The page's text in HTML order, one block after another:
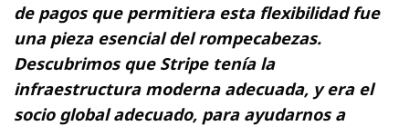
de pagos que permitiera esta flexibilidad fue
una pieza esencial del rompecabezas.
Descubrimos que Stripe tenía la
infraestructura moderna adecuada, y era el
socio global adecuado, para ayudarnos a